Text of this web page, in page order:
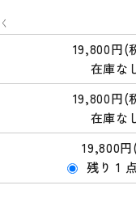
saredo -されど-
000（トリプル・オゥ）
古谷製陶所（信楽焼）
woodpecker
松茶商店
19,800円(
在庫な
19,800円(
在庫な
19,800
残り 1